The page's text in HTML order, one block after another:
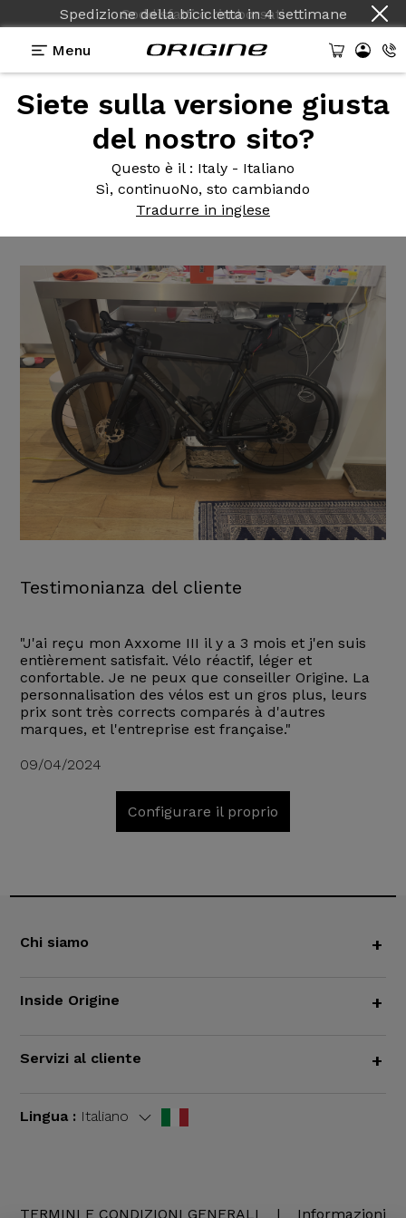
Spedizione della biciclettain4 settimane
Menu
Siete sulla versione giusta
del nostro sito?
Questo è il : Italy - Italiano
Sì, continuoNo, sto cambiando
Tradurre in inglese
Testimonianze >
Axxome GTO - Shimano 105 R7100
Axxome GTO - Shimano 105
R7100 - Prymahl Orion A30 R
Testimonianza del cliente
"J'ai reçu mon Axxome III il y a 3 mois et j'en suis
entièrement satisfait. Vélo réactif, léger et
confortable. Je ne peux que conseiller Origine. La
personnalisation des vélos est un gros plus, leurs
prix sont très corrects comparés à d'autres
marques, et l'entreprise est française."
09/04/2024
Configurare il proprio
Chi siamo +
Inside Origine +
Servizi al cliente +
Lingua : Italiano
TERMINI E CONDIZIONI GENERALI | Informazioni